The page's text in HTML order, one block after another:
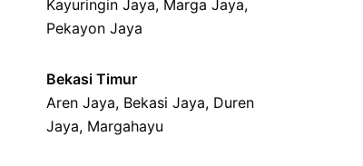
Kayuringin Jaya, Marga Jaya,
Pekayon Jaya
Bekasi Timur
Aren Jaya, Bekasi Jaya, Duren
Jaya, Margahayu